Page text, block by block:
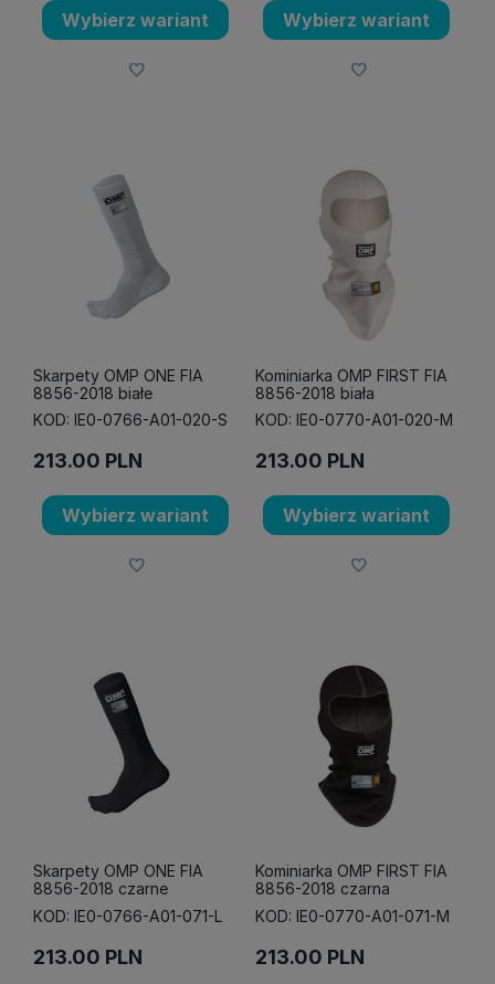
Wybierz wariant Wybierz wariant
Skarpety OMP ONE FIA
8856-2018 białe
KOD: IE0-0766-A01-020-S
213.00 PLN
Wybierz wariant
Kominiarka OMP FIRST FIA
8856-2018 biała
KOD: IE0-0770-A01-020-M
213.00 PLN
Wybierz wariant
Skarpety OMP ONE FIA
8856-2018 czarne
KOD: IE0-0766-A01-071-L
213.00 PLN
Kominiarka OMP FIRST FIA
8856-2018 czarna
KOD: IE0-0770-A01-071-M
213.00 PLN